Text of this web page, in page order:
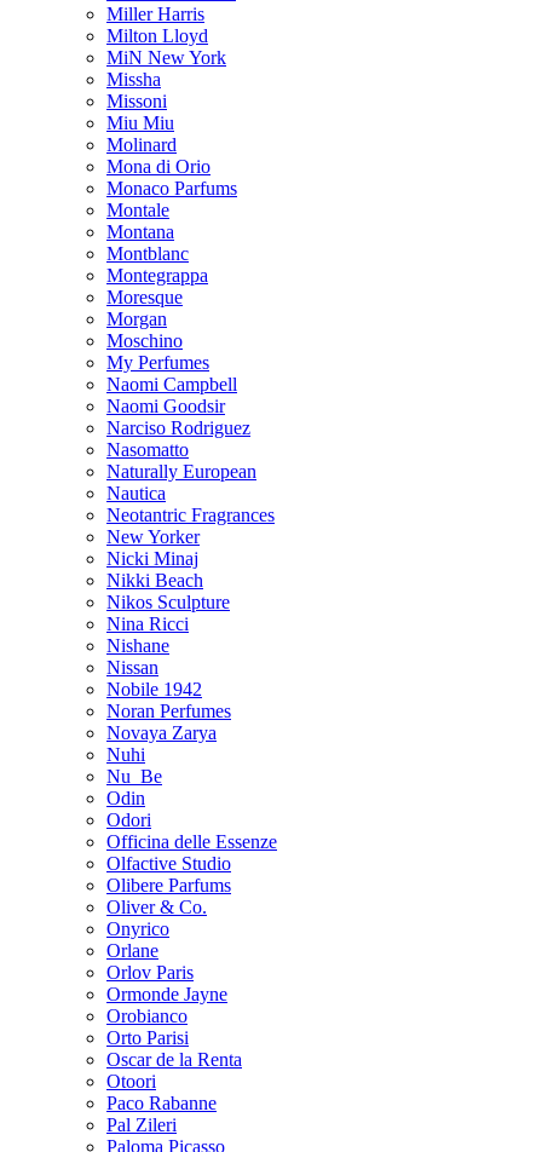
Miller Harris
Milton Lloyd
MiN New York
Missha
Missoni
Miu Miu
Molinard
Mona di Orio
Monaco Parfums
Montale
Montana
Montblanc
Montegrappa
Moresque
Morgan
Moschino
My Perfumes
Naomi Campbell
Naomi Goodsir
Narciso Rodriguez
Nasomatto
Naturally European
Nautica
Neotantric Fragrances
New Yorker
Nicki Minaj
Nikki Beach
Nikos Sculpture
Nina Ricci
Nishane
Nissan
Nobile 1942
Noran Perfumes
Novaya Zarya
Nuhi
Nu_Be
Odin
Odori
Officina delle Essenze
Olfactive Studio
Olibere Parfums
Oliver & Co.
Onyrico
Orlane
Orlov Paris
Ormonde Jayne
Orobianco
Orto Parisi
Oscar de la Renta
Otoori
Paco Rabanne
Pal Zileri
Paloma Picasso